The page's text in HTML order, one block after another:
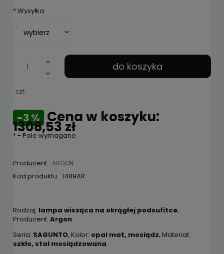
*Wysyłka:
szt.
do koszyka
-3 % Cena w koszyku:
1308,53 zł
*- Pole wymagane
Producent: ARGON
Kod produktu: 1489AR
Rodzaj: lampa wisząca na okrągłej podsufitce,
Producent: Argon
Seria: SAGUNTO, Kolor: opal mat, mosiądz, Materiał:
szkło, stal mosiądzowana